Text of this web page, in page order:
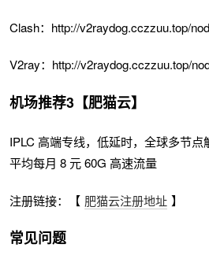
Clash：http://v2raydog.cczzuu.top/
V2ray：http://v2raydog.cczzuu.top/
机场推荐3【肥猫云】
IPLC 高端专线，低延时，全球多节点
平均每月 8 元 60G 高速流量
注册链接：【 肥猫云注册地址 】
常见问题